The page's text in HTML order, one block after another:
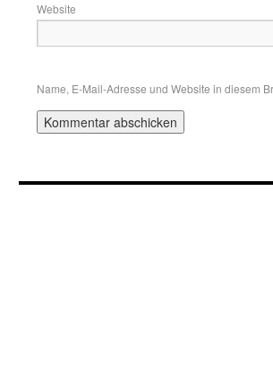
Website
Name, E-Mail-Adresse und Website in diesem